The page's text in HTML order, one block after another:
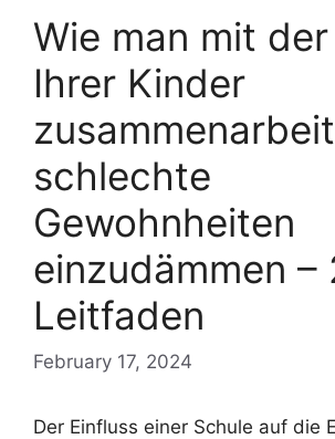
Wie man mit
Ihrer Kinder
schlechte
Gewohnheiten
einzudämmen –
Leitfaden
February 17, 2024
Der Einfluss einer Schule auf die